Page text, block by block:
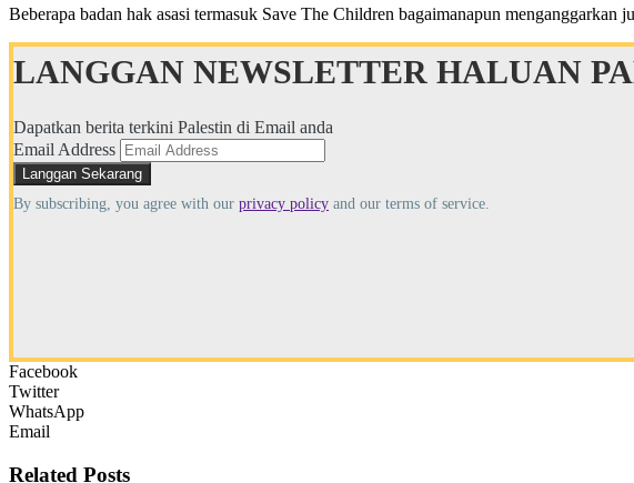
Beberapa badan hak asasi termasuk Save The Children bagaimanapun
LANGGAN NEWSLETTER HALUAN
Dapatkan berita terkini Palestin di Email anda
Email Address
By subscribing, you agree with our privacy policy and our terms of service.
Facebook
Twitter
WhatsApp
Email
Related Posts